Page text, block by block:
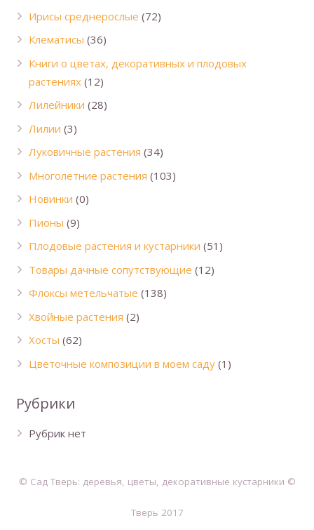
Ирисы среднерослые (72)
Клематисы (36)
Книги о цветах, декоративных и плодовых
растениях (12)
Лилейники (28)
Лилии (3)
Луковичные растения (34)
Многолетние растения (103)
Новинки (0)
Пионы (9)
Плодовые растения и кустарники (51)
Товары дачные сопутствующие (12)
Флоксы метельчатые (138)
Хвойные растения (2)
Хосты (62)
Цветочные композиции в моем саду (1)
Рубрики
Рубрик нет
© Сад Тверь: деревья, цветы, декоративные кустарники ©
Тверь 2017